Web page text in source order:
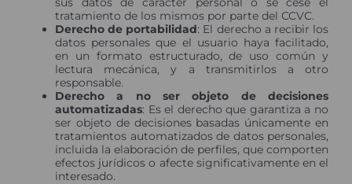
tratamiento de los mismos por parte del CCVC.
Derecho de portabilidad: El derecho a recibir los
datos personales que el usuario haya facilitado,
en un formato estructurado, de uso común y
lectura mecánica, y a transmitirlos a otro
responsable.
Derecho a no ser objeto de decisiones
automatizadas: Es el derecho que garantiza a no
ser objeto de decisiones basadas únicamente en
tratamientos automatizados de datos personales,
incluida la elaboración de perfiles, que comporten
efectos jurídicos o afecte significativamente en el
interesado.